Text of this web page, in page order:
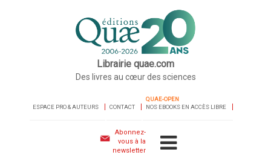
Librairie quae.com
Des livres au cœur des sciences
ESPACE PRO & AUTEURS CONTACT
QUAE-OPEN
NOS EBOOKS EN ACCÈS LIBRE
Abonnez-
vous à la
newsletter